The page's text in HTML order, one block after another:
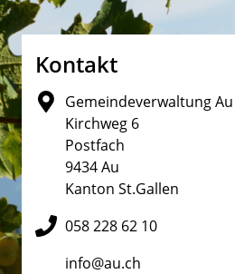
Fusszeile
Kontakt
Gemeindeverwaltung Au
Kirchweg 6
Postfach
9434 Au
Kanton St.Gallen
058 228 62 10
info@au.ch